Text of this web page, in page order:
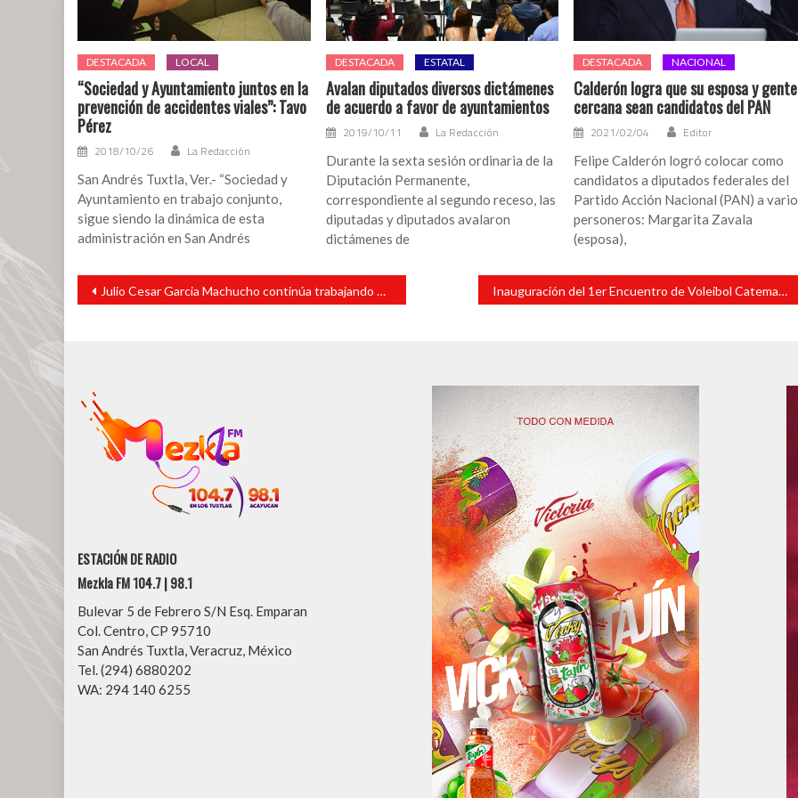
DESTACADA LOCAL
“Sociedad y Ayuntamiento juntos en la
prevención de accidentes viales”: Tavo
Pérez
2018/10/26 La Redacción
San Andrés Tuxtla, Ver.- “Sociedad y
Ayuntamiento en trabajo conjunto,
sigue siendo la dinámica de esta
administración en San Andrés
DESTACADA ESTATAL
Avalan diputados diversos dictámenes
de acuerdo a favor de ayuntamientos
2019/10/11 La Redacción
Durante la sexta sesión ordinaria de la
Diputación Permanente,
correspondiente al segundo receso, las
diputadas y diputados avalaron
dictámenes de
DESTACADA NACIONAL
Calderón logra que su esposa y gente
cercana sean candidatos del PAN
2021/02/04 Editor
Felipe Calderón logró colocar como
candidatos a diputados federales del
Partido Acción Nacional (PAN) a
personeros: Margarita Zavala
(esposa),
Navegación
entradas
Julio Cesar Garcia Machucho continúa trabajando en beneficio de las familias cabadenses Inauguración del 1er Encuentro de Voleibol Catemaco – Los Tuxtlas del Club MS Jarochos de Los Tuxtlas
ESTACIÓN DE RADIO
Mezkla FM 104.7 | 98.1
Bulevar 5 de Febrero S/N Esq. Emparan
Col. Centro, CP 95710
San Andrés Tuxtla, Veracruz, México
Tel. (294) 6880202
WA: 294 140 6255